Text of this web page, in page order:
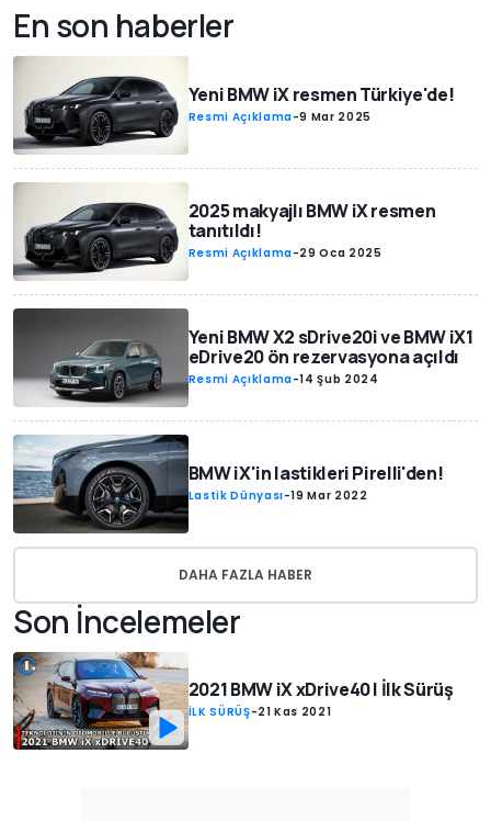
En son haberler
Yeni BMW iX resmen Türkiye'de!
Resmi Açıklama-9 Mar 2025
2025 makyajlı BMW iX resmen
tanıtıldı!
Resmi Açıklama-29 Oca 2025
Yeni BMW X2 sDrive20i ve BMW iX1
eDrive20 ön rezervasyona açıldı
Resmi Açıklama-14 Şub 2024
BMW iX'in lastikleri Pirelli'den!
Lastik Dünyası-19 Mar 2022
DAHA FAZLA HABER
Son İncelemeler
2021 BMW iX xDrive40 | İlk Sürüş
İLK SÜRÜŞ-21 Kas 2021